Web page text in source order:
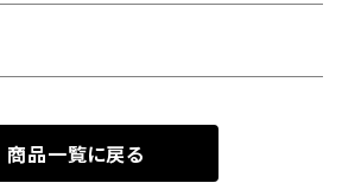
商品一覧に戻る